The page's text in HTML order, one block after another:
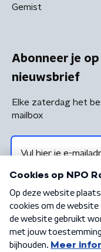
Gemist
Abonneer je
nieuwsbrief
Elke zaterdag het
mailbox
Algemene